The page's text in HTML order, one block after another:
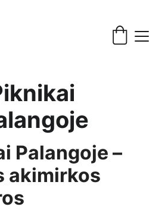
Palangoje –
akimirkos